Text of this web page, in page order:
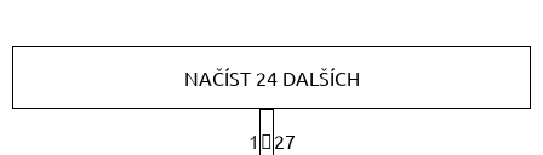
NAČÍST 24 DALŠÍCH
t
1 27